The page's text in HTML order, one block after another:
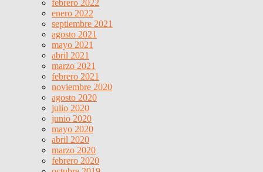
febrero 2022
enero 2022
septiembre 2021
agosto 2021
mayo 2021
abril 2021
marzo 2021
febrero 2021
noviembre 2020
agosto 2020
julio 2020
junio 2020
mayo 2020
abril 2020
marzo 2020
febrero 2020